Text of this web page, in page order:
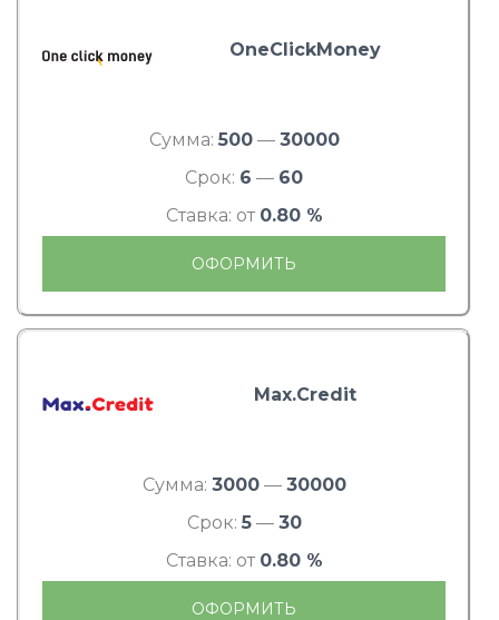
OneClickMoney
Сумма: 500— 30000
Срок: 6 — 60
Ставка: от 0.80 %
ОФОРМИТЬ
Max.Credit
Сумма: 3000— 30000
Срок: 5— 30
Ставка: от 0.80 %
ОФОРМИТЬ